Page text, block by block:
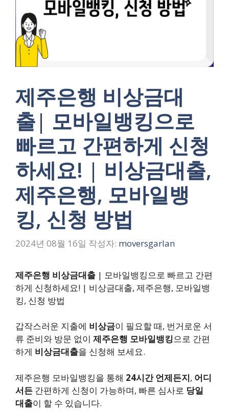
제주은행 비상금대
출| 모바일뱅킹으로
빠르고 간편하게 신청
하세요! | 비상금대출,
제주은행, 모바일뱅
킹, 신청 방법
2024년 08월 16일 작성자: moversgarlan
제주은행 비상금대출 | 모바일뱅킹으로 빠르고 간편
하게 신청하세요! | 비상금대출, 제주은행, 모바일뱅
킹, 신청 방법
갑작스러운 지출에 비상금이 필요할 때, 번거로운 서
류 준비와 방문 없이 제주은행 모바일뱅킹으로 간편
하게 비상금대출을 신청해 보세요.
제주은행 모바일뱅킹을 통해 24시간 언제든지, 어디
서든 간편하게 신청이 가능하며, 빠른 심사로 당일
대출이 할 수 있습니다.